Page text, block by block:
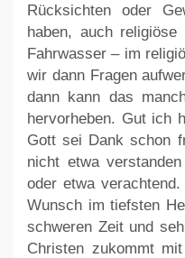
Rücksichten oder
haben, auch religiöse
Fahrwasser – im
wir dann Fragen
dann kann das
hervorheben. Gut ich
Gott sei Dank schon
nicht etwa
oder etwa
Wunsch im tiefsten
schweren Zeit und
Christen zukommt